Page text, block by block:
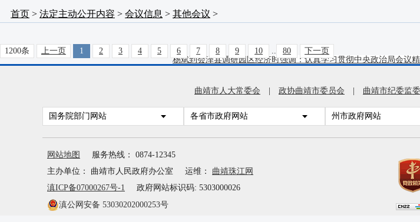
首页 > 法定主动公开内容 > 会议信息 > 其他会议 >
杨斌到会泽县调研园区经济时强调：认真学习贯彻中央政治局会议
曲靖市举行“八一”慰问部队座谈会 共庆建军佳节 共叙鱼水深情 共
毛晓专题调研科技创新工作时强调：持续打造一流创新生态 扎实推
毛晓专题调研城市工作和新型城镇化建设时强调：深入践行人民城
1200条 上一页 1 2 3 4 5 6 7 8 9 10 .. 80 下一页
曲靖市人大常委会 政协曲靖市委员会 曲靖市纪委监委
国务院部门网站 各省市政府网站 州市政府网站
网站地图
服务热线： 0874-12345
主办单位： 曲靖市人民政府办公室
运维： 曲靖珠江网
滇ICP备07000267号-1
政府网站标识码: 5303000026
滇公网安备 53030202000253号